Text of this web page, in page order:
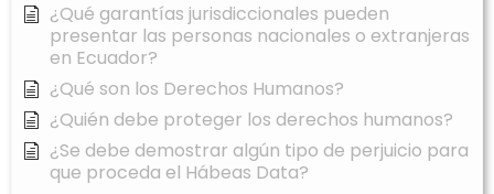
¿Qué garantías jurisdiccionales pueden
presentar las personas nacionales o extranjeras
en Ecuador?
¿Qué son los Derechos Humanos?
¿Quién debe proteger los derechos humanos?
¿Se debe demostrar algún tipo de perjuicio para
que proceda el Hábeas Data?